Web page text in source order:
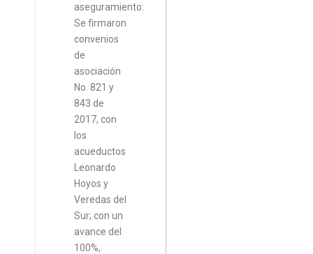
aseguramiento:
Se firmaron
convenios
de
asociación
No. 821 y
843 de
2017, con
los
acueductos
Leonardo
Hoyos y
Veredas del
Sur; con un
avance del
100%,